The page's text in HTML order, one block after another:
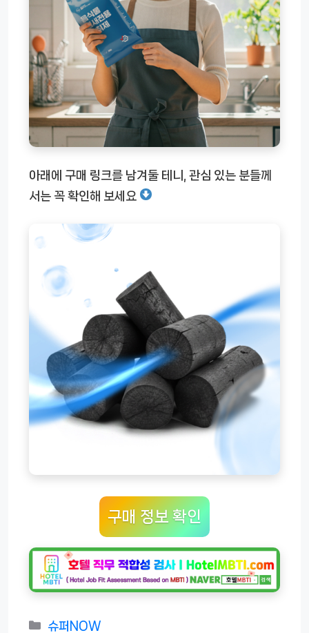
아래에 구매 링크를 남겨둘 테니, 관심 있는 분들께
서는 꼭 확인해 보세요
구매 정보 확인
카
슈퍼NOW